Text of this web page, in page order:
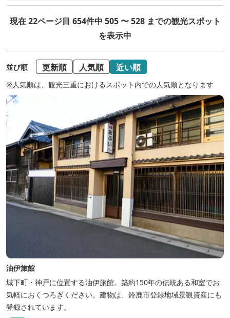
現在 22ページ目 654件中 505 〜 528 までの観光スポット
を表示中
並び順 更新順 人気順 近い順
※人気順は、観光三重におけるスポット内での人気順となります
油伊旅館
城下町・神戸に位置する油伊旅館。築約150年の伝統ある和室でお
気軽におくつろぎください。建物は、鈴鹿市登録地域景観資産にも
登録されています。